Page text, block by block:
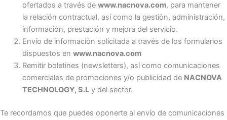
ofertados a través de www.nacnova.com, para mantener
la relación contractual, así como la gestión, administración,
información, prestación y mejora del servicio.
Envío de información solicitada a través de los formularios
dispuestos en www.nacnova.com
Remitir boletines (newsletters), así como comunicaciones
comerciales de promociones y/o publicidad de NACNOVA
TECHNOLOGY, S.Ly del sector.
Te recordamos que puedes oponerte al envío de comunicaciones